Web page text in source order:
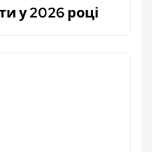
у 2026 році